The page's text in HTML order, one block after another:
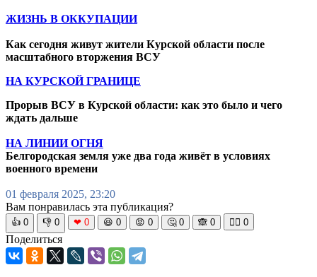
ЖИЗНЬ В ОККУПАЦИИ
Как сегодня живут жители Курской области после
масштабного вторжения ВСУ
НА КУРСКОЙ ГРАНИЦЕ
Прорыв ВСУ в Курской области: как это было и чего
ждать дальше
НА ЛИНИИ ОГНЯ
Белгородская земля уже два года живёт в условиях
военного времени
01 февраля 2025, 23:20
Вам понравилась эта публикация?
👍 0 👎 0 ❤ 0 😆 0 😡 0 🤔 0 🙈 0 🧘‍♀️ 0
Поделиться